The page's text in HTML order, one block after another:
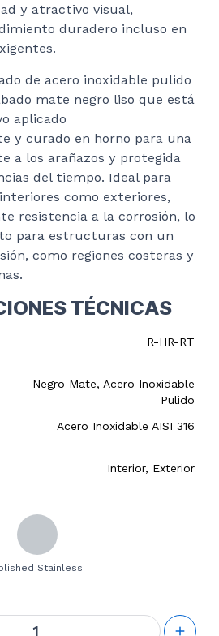
y atractivo visual,
duradero incluso en
de acero inoxidable pulido
mate negro liso que está
aplicado
y curado en horno para una
a los arañazos y protegida
del tiempo. Ideal para
como exteriores,
resistencia a la corrosión, lo
para estructuras con un
como regiones costeras y
TÉCNICAS
R-HR-RT
Negro Mate, Acero Inoxidable
Pulido
Acero Inoxidable AISI 316
Interior, Exterior
Stainless